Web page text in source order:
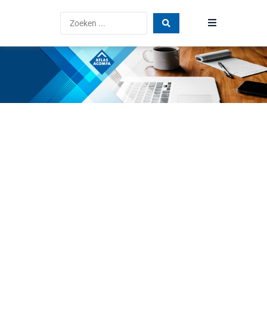
Home
Producten